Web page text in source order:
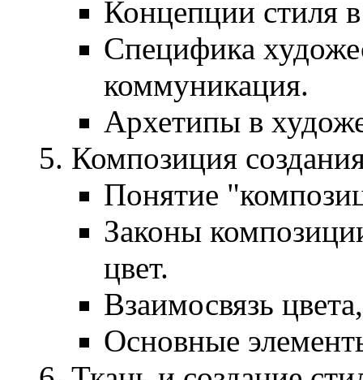
Концепции стиля
Специфика
коммуникация.
Архетипы в
Композиция
Понятие
Законы
цвет.
Взаимосвязь
Основные